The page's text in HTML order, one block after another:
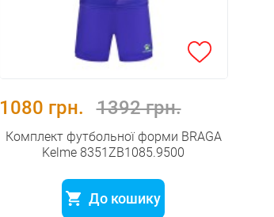
1080 грн. 1392 грн.
Комплект футбольної форми BRAGA
Kelme 8351ZB1085.9500
До кошику